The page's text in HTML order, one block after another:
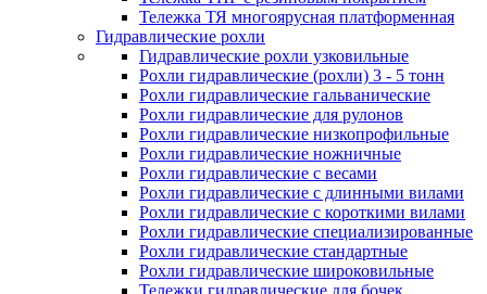
Тележка ТЯ многоярусная платформенная
Гидравлические рохли
Гидравлические рохли узковильные
Рохли гидравлические (рохли) 3 - 5 тонн
Рохли гидравлические гальванические
Рохли гидравлические для рулонов
Рохли гидравлические низкопрофильные
Рохли гидравлические ножничные
Рохли гидравлические с весами
Рохли гидравлические с длинными вилами
Рохли гидравлические с короткими вилами
Рохли гидравлические специализированные
Рохли гидравлические стандартные
Рохли гидравлические широковильные
Тележки гидравлические для бочек